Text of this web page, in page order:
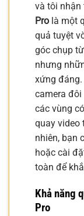
và tôi nhận
Pro là một
quả tuyệt
góc chụp
nhưng
xứng đáng.
camera
các vùng
quay video
nhiên, bạn
hoặc cài
toàn để
Khả năng
Pro